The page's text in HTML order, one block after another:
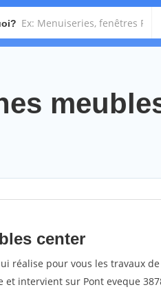
center
réalise pour vous les travaux
intervient sur Pont eveque